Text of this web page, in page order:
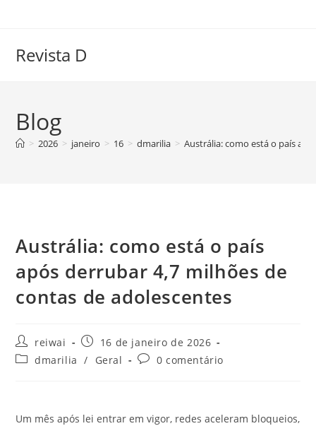
conteúdo
Revista D
Blog
> 2026 > janeiro > 16 > dmarilia > Austrália: como está o país
Austrália: como está o país
após derrubar 4,7 milhões de
contas de adolescentes
Autor
do
post:
reiwai
Post
publicado:
16 de janeiro de 2026
Categoria
dmarilia / Geral
Comentários
0 comentário
Um mês após lei entrar em vigor, redes aceleram bloqueios,